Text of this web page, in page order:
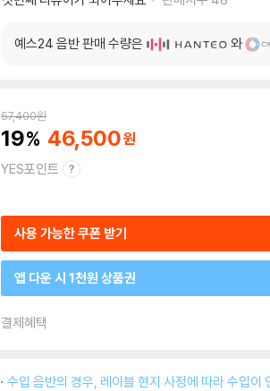
예스24 음반 판매 수량은 와
57,400원
19 46,500
YES포인트
사용 가능한 쿠폰 받기
앱 다운 시 1천원 상품권
결제혜택
수입 음반의 경우, 레이블 현지 사정에 따라 수입이